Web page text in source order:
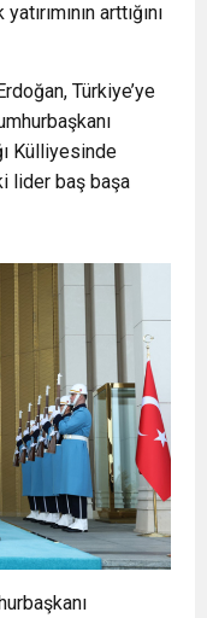
arttığını
Türkiye’ye
Külliyesinde
lider baş başa